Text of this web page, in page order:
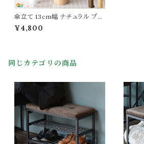
傘立て 13cm幅 ナチュラル ブラ
ウン アンブレラスタンド 傘スタン
ド 傘ラック おすすめ おしゃれ
型 幅13cm 奥行き13cm 高さ55
¥4,800
同じカテゴリの商品